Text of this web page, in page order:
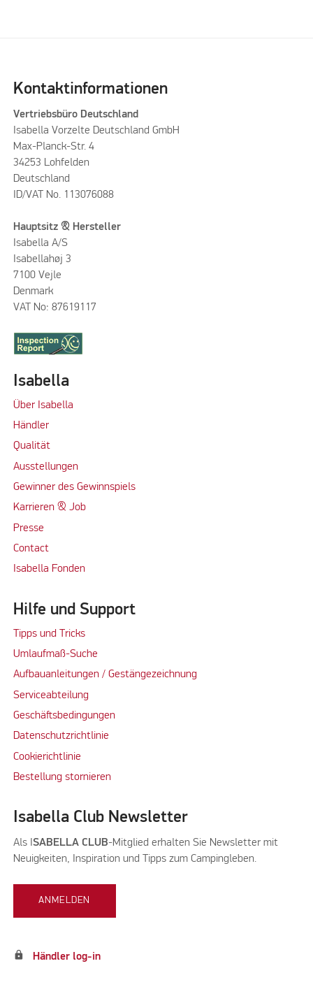
Kontaktinformationen
Vertriebsbüro Deutschland
Isabella Vorzelte Deutschland GmbH
Max-Planck-Str. 4
34253 Lohfelden
Deutschland
ID/VAT No. 113076088
Hauptsitz & Hersteller
Isabella A/S
Isabellahøj 3
7100 Vejle
Denmark
VAT No: 87619117
Isabella
Über Isabella
Händler
Qualität
Ausstellungen
Gewinner des Gewinnspiels
Karrieren & Job
Presse
Contact
Isabella Fonden
Hilfe und Support
Tipps und Tricks
Umlaufmaß-Suche
Aufbauanleitungen / Gestängezeichnung
Serviceabteilung
Geschäftsbedingungen
Datenschutzrichtlinie
Cookierichtlinie
Bestellung stornieren
Isabella Club Newsletter
Als I SABELLA CLUB-Mitglied erhalten Sie Newsletter mit
Neuigkeiten, Inspiration und Tipps zum Campingleben.
ANMELDEN
lock Händler log-in